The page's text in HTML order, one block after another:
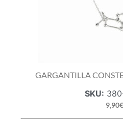
GARGANTILLA
SKU:
9,90€